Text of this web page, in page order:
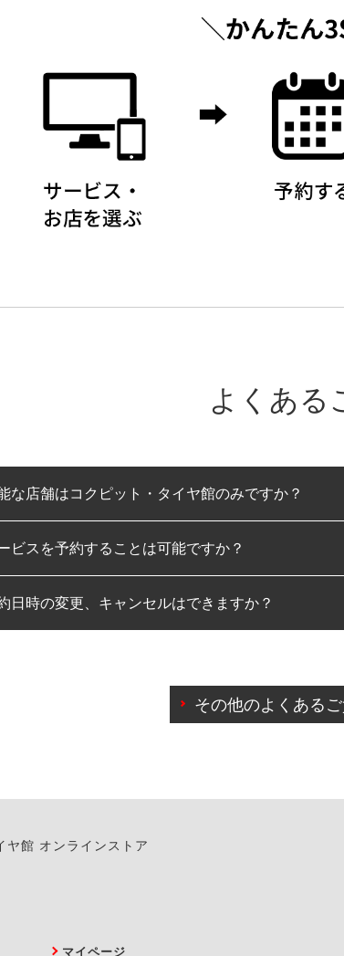
よくある
な店舗はコクピット・タイヤ館のみですか？
ト・タイヤ館のみとなります。
ビスを予約することは可能ですか？
ビスのご予約は可能です。
日時の変更、キャンセルはできますか？
やむを得ない事由によりご予約のキャンセルをご
その他のよくある
ヤ館 オンラインストア
マイページ